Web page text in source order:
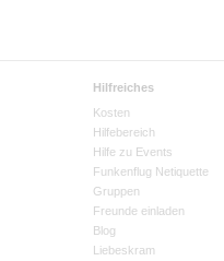
Hilfreiches
Kosten
Hilfebereich
Hilfe zu Events
Funkenflug Netiquette
Gruppen
Freunde einladen
Blog
Liebeskram